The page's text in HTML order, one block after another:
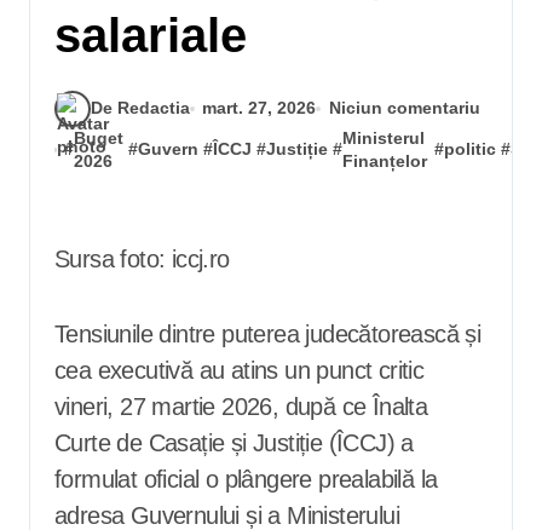
salariale
De Redactia mart. 27, 2026 Niciun comentariu
#
Buget
2026
#Guvern #ÎCCJ #Justiție #
Ministerul
Finanțelor
#politic #
Sursa foto: iccj.ro
Tensiunile dintre puterea judecătorească și
cea executivă au atins un punct critic
vineri, 27 martie 2026, după ce Înalta
Curte de Casație și Justiție (ÎCCJ) a
formulat oficial o plângere prealabilă la
adresa Guvernului și a Ministerului